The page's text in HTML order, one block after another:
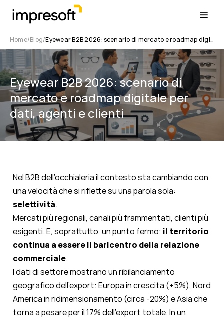
Home Blog Eyewear B2B 2026: scenario di mercato e roadmap digitale per dati, agenti e clienti
Eyewear B2B 2026: scenario di
mercato e roadmap digitale per
dati, agenti e clienti
Nel B2B dell’occhialeria il contesto sta cambiando con
una velocità che si riflette su una parola sola:
selettività.
Mercati più regionali, canali più frammentati, clienti più
esigenti. E, soprattutto, un punto fermo: il territorio
continua a essere il baricentro della relazione
commerciale.
I dati di settore mostrano un ribilanciamento
geografico dell’export: Europa in crescita (+5%), Nord
America in ridimensionamento (circa -20%) e Asia che
torna a pesare per il 17% dell’export totale. In un